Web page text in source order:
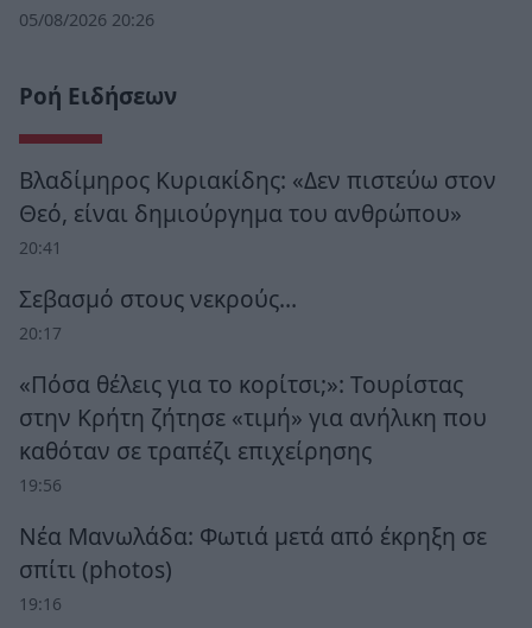
05/08/2026 20:26
Ροή Ειδήσεων
Βλαδίμηρος Κυριακίδης: «Δεν πιστεύω στον
Θεό, είναι δημιούργημα του ανθρώπου»
20:41
Σεβασμό στους νεκρούς…
20:17
«Πόσα θέλεις για το κορίτσι;»: Τουρίστας
στην Κρήτη ζήτησε «τιμή» για ανήλικη που
καθόταν σε τραπέζι επιχείρησης
19:56
Νέα Μανωλάδα: Φωτιά μετά από έκρηξη σε
σπίτι (photos)
19:16